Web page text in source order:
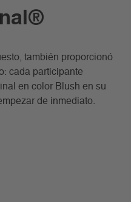
también proporcionó
cada participante
en color Blush en su
de inmediato.